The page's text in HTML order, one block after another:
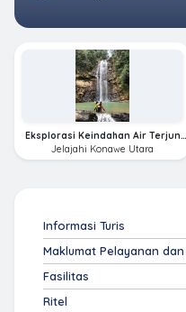
Eksplorasi Keindahan Air Terjun
Lamesou, Wisata Alam Baru Yang
Ada di Konawe Utara
Jelajahi Konawe Utara
Informasi Turis
Maklumat Pelayanan
Fasilitas
Ritel